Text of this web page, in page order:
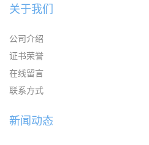
关于我们
公司介绍
证书荣誉
在线留言
联系方式
新闻动态